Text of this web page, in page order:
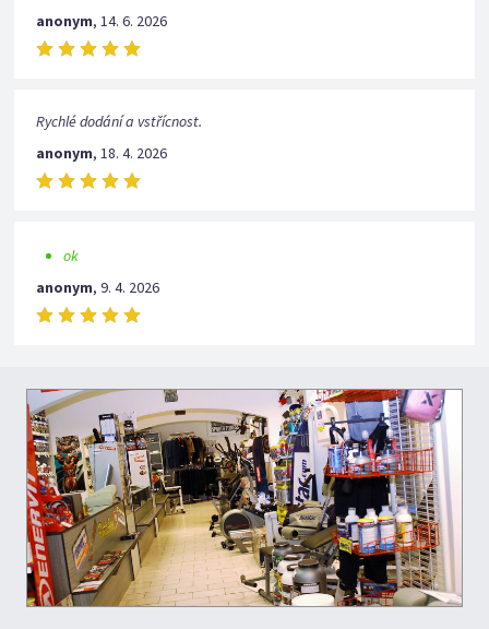
anonym,14. 6. 2026
Rychlé dodání a vstřícnost.
anonym,18. 4. 2026
ok
anonym,9. 4. 2026